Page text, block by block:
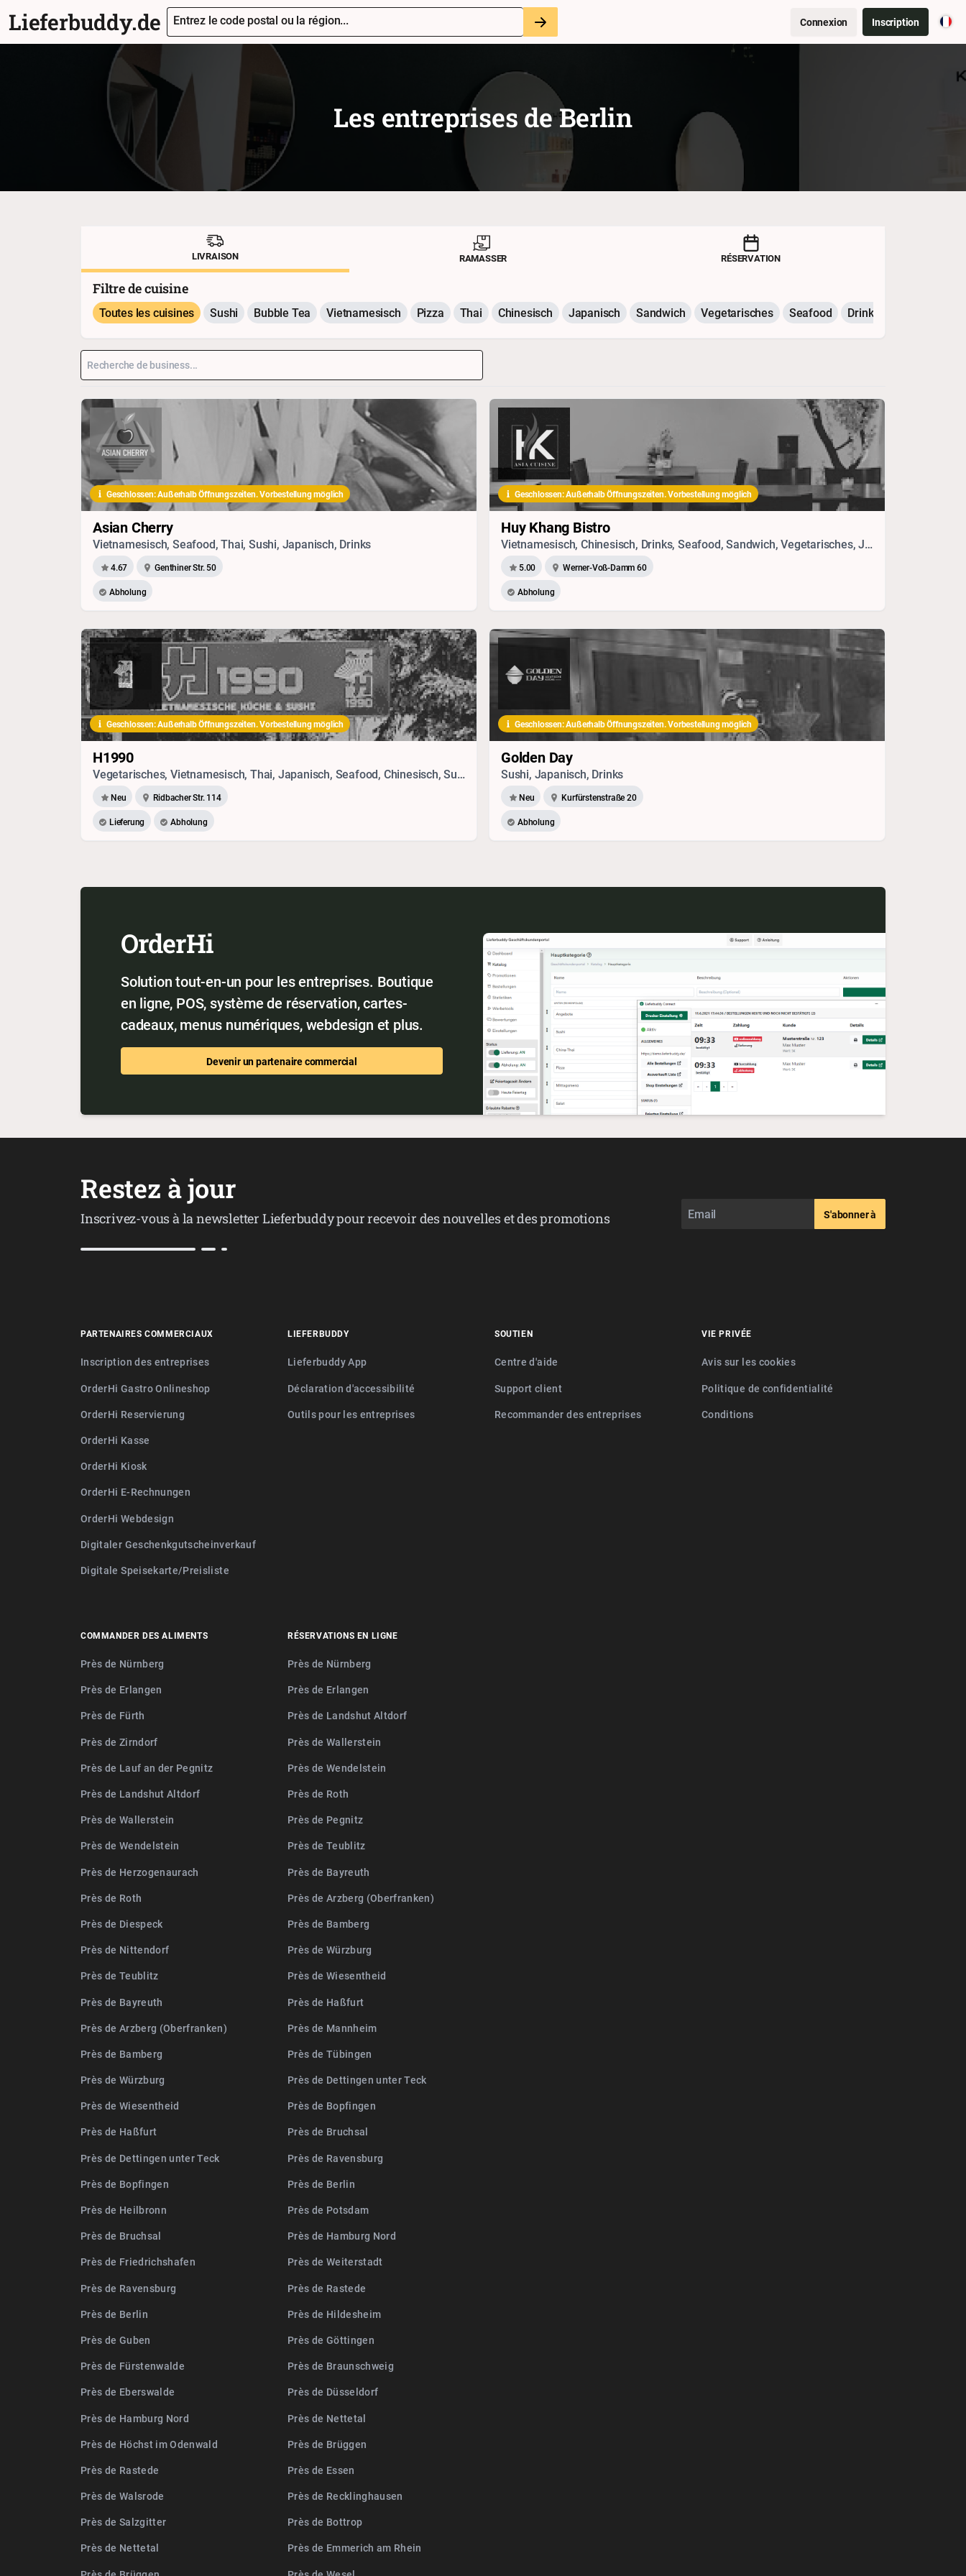
Lieferbuddy.de Entrez le code postal ou la région... Connexion Inscription
Les entreprises deBerlin
LIVRAISON RAMASSER RÉSERVATION
Filtre de cuisine
Toutes les cuisines Sushi Bubble Tea Vietnamesisch Pizza Thai Chinesisch Japanisch Sandwich Vegetarisches Seafood Drinks
Geschlossen: Außerhalb Öffnungszeiten. Vorbestellung möglich
Asian Cherry
Vietnamesisch, Seafood, Thai, Sushi, Japanisch, Drinks
4.67 Genthiner Str. 50
Abholung
Geschlossen: Außerhalb Öffnungszeiten. Vorbestellung möglich
Huy Khang Bistro
Vietnamesisch, Chinesisch, Drinks, Seafood, Sandwich, Vegetarisches, Japanisch
5.00 Werner-Voß-Damm 60
Abholung
Geschlossen: Außerhalb Öffnungszeiten. Vorbestellung möglich
H1990
Vegetarisches, Vietnamesisch, Thai, Japanisch, Seafood, Chinesisch, Sushi
Neu Ridbacher Str. 114
Lieferung Abholung
Geschlossen: Außerhalb Öffnungszeiten. Vorbestellung möglich
Golden Day
Sushi, Japanisch, Drinks
Neu Kurfürstenstraße 20
Abholung
OrderHi
Solution tout-en-un pour les entreprises. Boutique
en ligne, POS, système de réservation, cartes-
cadeaux, menus numériques, webdesign et plus.
Devenir un partenaire commercial
Restez à jour
Inscrivez-vous à la newsletter Lieferbuddy pour recevoir des nouvelles et des promotions S'abonner à
PARTENAIRES COMMERCIAUX
Inscription des entreprises
OrderHi Gastro Onlineshop
OrderHi Reservierung
OrderHi Kasse
OrderHi Kiosk
OrderHi E-Rechnungen
OrderHi Webdesign
Digitaler Geschenkgutscheinverkauf
Digitale Speisekarte/Preisliste
LIEFERBUDDY
Lieferbuddy App
Déclaration d'accessibilité
Outils pour les entreprises
SOUTIEN
Centre d'aide
Support client
Recommander des entreprises
VIE PRIVÉE
Avis sur les cookies
Politique de confidentialité
Conditions
COMMANDER DES ALIMENTS
Près de Nürnberg
Près de Erlangen
Près de Fürth
Près de Zirndorf
Près de Lauf an der Pegnitz
Près de Landshut Altdorf
Près de Wallerstein
Près de Wendelstein
Près de Herzogenaurach
Près de Roth
Près de Diespeck
Près de Nittendorf
Près de Teublitz
Près de Bayreuth
Près de Arzberg (Oberfranken)
Près de Bamberg
Près de Würzburg
Près de Wiesentheid
Près de Haßfurt
Près de Dettingen unter Teck
Près de Bopfingen
Près de Heilbronn
Près de Bruchsal
Près de Friedrichshafen
Près de Ravensburg
Près de Berlin
Près de Guben
Près de Fürstenwalde
Près de Eberswalde
Près de Hamburg Nord
Près de Höchst im Odenwald
Près de Rastede
Près de Walsrode
Près de Salzgitter
Près de Nettetal
RÉSERVATIONS EN LIGNE
Près de Nürnberg
Près de Erlangen
Près de Landshut Altdorf
Près de Wallerstein
Près de Wendelstein
Près de Roth
Près de Pegnitz
Près de Teublitz
Près de Bayreuth
Près de Arzberg (Oberfranken)
Près de Bamberg
Près de Würzburg
Près de Wiesentheid
Près de Haßfurt
Près de Mannheim
Près de Tübingen
Près de Dettingen unter Teck
Près de Bopfingen
Près de Bruchsal
Près de Ravensburg
Près de Berlin
Près de Potsdam
Près de Hamburg Nord
Près de Weiterstadt
Près de Rastede
Près de Hildesheim
Près de Göttingen
Près de Braunschweig
Près de Düsseldorf
Près de Nettetal
Près de Brüggen
Près de Essen
Près de Recklinghausen
Près de Bottrop
Près de Emmerich am Rhein